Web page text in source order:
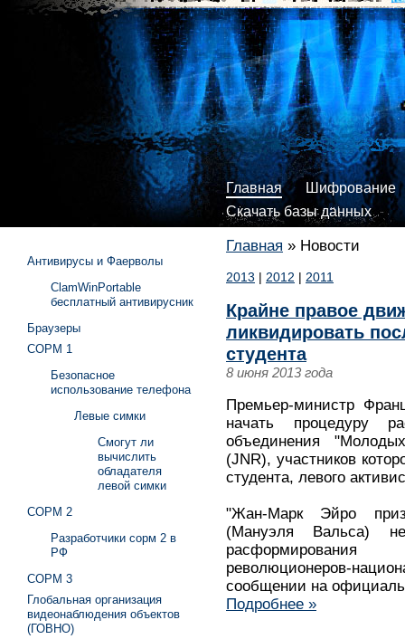
Главная
Шифрование
Скачать базы данных
Главная » Новости
2013 | 2012 | 2011
Крайне правое
ликвидировать
студента
8 июня 2013 года
Премьер-министр
начать процедуру
объединения
(JNR), участников
студента, левого
"Жан-Марк Эйро
(Мануэля Вальса)
революционеров-
сообщении на
Подробнее »
Антивирусы и Фаерволы
ClamWinPortable
бесплатный антивирусник
Браузеры
СОРМ 1
Безопасное
использование телефона
Левые симки
Смогут ли
вычислить
обладателя
левой симки
СОРМ 2
Разработчики сорм 2 в
РФ
СОРМ 3
Глобальная организация
видеонаблюдения объектов
(ГОВНО)